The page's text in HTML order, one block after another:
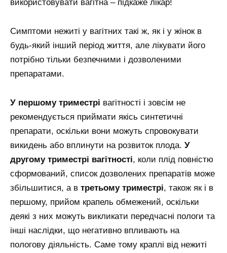
використовувати вагітна – підкаже лікар!
Симптоми нежиті у вагітних такі ж, як і у жінок в
будь-який інший період життя, але лікувати його
потрібно тільки безпечними і дозволеними
препаратами.
У першому триместрі вагітності і зовсім не
рекомендується приймати якісь синтетичні
препарати, оскільки вони можуть спровокувати
викидень або вплинути на розвиток плода. У
другому триместрі вагітності, коли плід повністю
сформований, список дозволених препаратів може
збільшитися, а в третьому триместрі, також як і в
першому, прийом крапель обмежений, оскільки
деякі з них можуть викликати передчасні пологи та
інші наслідки, що негативно впливають на
пологову діяльність. Саме тому краплі від нежиті